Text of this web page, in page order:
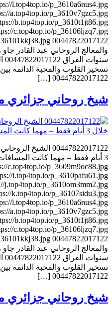
l.top4top.io/p_3610a6nus4.jpg
a.top4top.io/p_3610v7gzc5.jpg
b.top4top.io/p_3610t1jt86.jpg
c.top4top.io/p_36106ljzq7.jpg
والمعالج الروحاني عبد القادر
تسخير القلوب والمحبة الدائمة
00447822017122 […]
شيخ روحاني جزائري
00447822017122
3 أيام فقط – مهما كانت
c.top4top.io/p_3609m9oc88.jpg
i.top4top.io/p_3610pafu61.jpg
j.top4top.io/p_3610om3mm2.jpg
k.top4top.io/p_36107sidu3.jpg
l.top4top.io/p_3610a6nus4.jpg
a.top4top.io/p_3610v7gzc5.jpg
b.top4top.io/p_3610t1jt86.jpg
c.top4top.io/p_36106ljzq7.jpg
والمعالج الروحاني عبد القادر
تسخير القلوب والمحبة الدائمة
00447822017122 […]
شيخ روحاني جزائري